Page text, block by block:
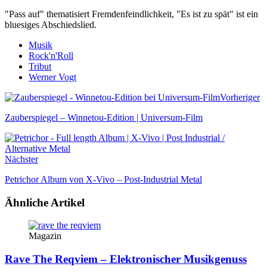
"Pass auf" thematisiert Fremdenfeindlichkeit, "Es ist zu spät" ist ein
bluesiges Abschiedslied.
Musik
Rock'n'Roll
Tribut
Werner Vogt
Vorheriger
Zauberspiegel – Winnetou-Edition | Universum-Film
Nächster
Petrichor Album von X-Vivo – Post-Industrial Metal
Ähnliche Artikel
Magazin
Rave The Reqviem – Elektronischer Musikgenuss